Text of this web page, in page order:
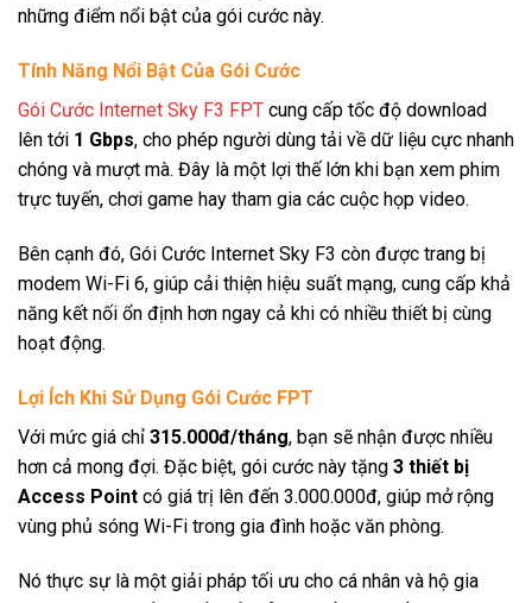
những điểm nổi bật của gói cước này.
Tính Năng Nổi Bật Của Gói Cước
Gói Cước Internet Sky F3 FPT cung cấp tốc độ download
lên tới 1 Gbps, cho phép người dùng tải về dữ liệu cực nhanh
chóng và mượt mà. Đây là một lợi thế lớn khi bạn xem phim
trực tuyến, chơi game hay tham gia các cuộc họp video.
Bên cạnh đó, Gói Cước Internet Sky F3 còn được trang bị
modem Wi-Fi 6, giúp cải thiện hiệu suất mạng, cung cấp khả
năng kết nối ổn định hơn ngay cả khi có nhiều thiết bị cùng
hoạt động.
Lợi Ích Khi Sử Dụng Gói Cước FPT
Với mức giá chỉ 315.000đ/tháng, bạn sẽ nhận được nhiều
hơn cả mong đợi. Đặc biệt, gói cước này tặng 3 thiết bị
Access Point có giá trị lên đến 3.000.000đ, giúp mở rộng
vùng phủ sóng Wi-Fi trong gia đình hoặc văn phòng.
Nó thực sự là một giải pháp tối ưu cho cá nhân và hộ gia